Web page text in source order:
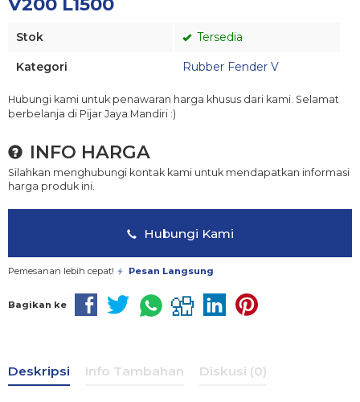
Stok Tersedia
Kategori Rubber Fender V
Hubungi kami untuk penawaran harga khusus dari kami. Selamat
berbelanja di Pijar Jaya Mandiri :)
INFO HARGA
Silahkan menghubungi kontak kami untuk mendapatkan informasi
harga produk ini.
Hubungi Kami
Pemesanan lebih cepat! Pesan Langsung
Bagikan ke
Deskripsi Info Tambahan Diskusi (0)